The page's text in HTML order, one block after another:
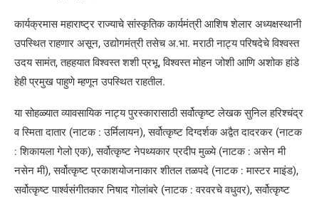
कार्यक्रमास महाराष्ट्र राज्याचे सांस्कृतिक कार्यमंत्री आशिष शेलार अध्यक्षस्थानी
उपस्थित राहणार असून, उद्योगमंत्री तसेच अ.भा. मराठी नाट्य परिषदेचे विश्वस्त
उदय सामंत, तहहयात विश्वस्त शशी प्रभू, विश्वस्त मोहन जोशी आणि अशोक हांडे
हेही प्रमुख पाहुणे म्हणून उपस्थित राहतील.
या सोहळ्यात व्यावसायिक नाट्य पुरस्कारासाठी सर्वोत्कृष्ट लेखक सुनिल हरिश्चंद्र
व स्मिता दातार (नाटक : उर्मिलायन), सर्वोत्कृष्ट दिग्दर्शक अद्वैत दादरकर (नाटक
: शिकायला गेलो एक), सर्वोत्कृष्ट नेपथ्यकार प्रदीप मुळ्ये (नाटक : असेन मी
नसेन मी), सर्वोत्कृष्ट प्रकाशयोजनाकार शीतल तळपदे (नाटक : मास्टर माइंड),
सर्वोत्कृष्ट पार्श्वसंगीतकार निषाद गोलांबरे (नाटक : वरवरचे वधुवर), सर्वोत्कृष्ट